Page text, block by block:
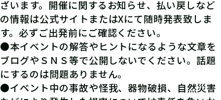
ざいます。開催に関するお知らせ、払い戻しなど
の情報は公式サイトまたはXにて随時発表致しま
す。必ずご出発前にご確認ください。
●本イベントの解答やヒントになるような文章を
ブログやＳＮＳ等で公開しないでください。話題
にするのは問題ありません。
●イベント中の事故や怪我、器物破損、自然災害